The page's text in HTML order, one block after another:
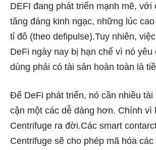
DEFI đang phát triển mạnh mẽ, với
tăng đáng kinh ngạc, những lúc
tỉ đô (theo defipulse).Tuy nhiên,
DeFi ngày nay bị hạn chế vì nó
dùng phải có tài sản hoàn toàn là
Để DeFi phát triển, nó cần nhiều
cận một các dễ dàng hơn. Chính vì
Centrifuge ra đời.Các smart
Centrifuge sẽ cho phép mã hóa